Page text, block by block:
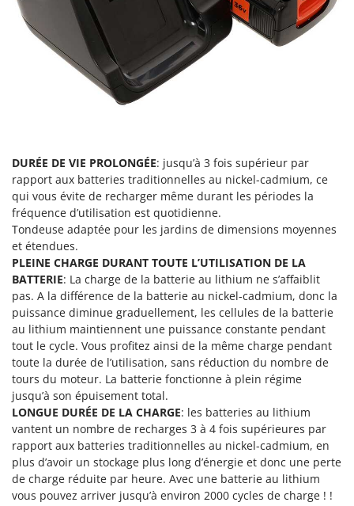
DURÉE DE VIE PROLONGÉE: jusqu’à 3 fois supérieur par
rapport aux batteries traditionnelles au nickel-cadmium, ce
qui vous évite de recharger même durant les périodes la
fréquence d’utilisation est quotidienne.
Tondeuse adaptée pour les jardins de dimensions moyennes
et étendues.
PLEINE CHARGE DURANT TOUTE L’UTILISATION DE LA
BATTERIE: La charge de la batterie au lithium ne s’affaiblit
pas. A la différence de la batterie au nickel-cadmium, donc la
puissance diminue graduellement, les cellules de la batterie
au lithium maintiennent une puissance constante pendant
tout le cycle. Vous profitez ainsi de la même charge pendant
toute la durée de l’utilisation, sans réduction du nombre de
tours du moteur. La batterie fonctionne à plein régime
jusqu’à son épuisement total.
LONGUE DURÉE DE LA CHARGE: les batteries au lithium
vantent un nombre de recharges 3 à 4 fois supérieures par
rapport aux batteries traditionnelles au nickel-cadmium, en
plus d’avoir un stockage plus long d’énergie et donc une perte
de charge réduite par heure. Avec une batterie au lithium
vous pouvez arriver jusqu’à environ 2000 cycles de charge ! !